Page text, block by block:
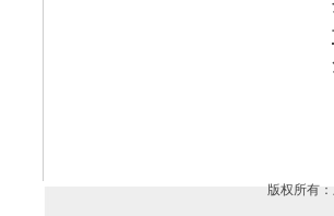
版权所有：